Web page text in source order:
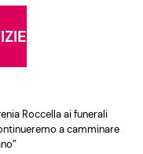
Roccella ai funerali
a camminare